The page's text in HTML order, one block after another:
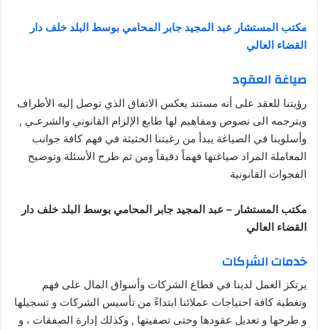
مكتب المستشار عبد المجيد جابر المحامي بوسط البلد خلف دار
القضاء العالي
صياغة العقود
رؤيتنا للعقد على أنه مستند يعكس الاتفاق الذي توصل إليه الأطراف
ويترجمه الى نصوص ومفاهيم لها طابع الإلزام القانوني والشرعـي ,
وأسلوبنا في الصياغة يبدأ من رغبتنا الحثيثة في فهم كافة جوانب
المعاملة المراد صياغتها فهماً دقيقاً ومن ثم طرح الأسئلة وتوضيح
الفجوات القانونية
مكتب المستشار – عبد المجيد جابر المحامي بوسط البلد خلف دار
القضاء العالي
خدمات الشركات
يرتكز العمل لدينا في قطاع الشركات وأسواق المال على فهم
وتغطية كافة احتياجات عملائنا ابتداءً من تأسيس الشركات و تسجيلها
و طرحها و تعديل عقودها وحتى تصفيتها , وكذلك إدارة الصفقات ، و